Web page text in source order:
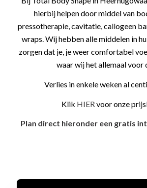
hierbij helpen door middel van
pressotherapie, cavitatie, callogeen
wraps. Wij hebben alle middelen in
zorgen dat je, je weer comfortabel
waar wij het allemaal voor
Verlies in enkele weken al
Klik HIER voor onze
Plan direct hieronder een gratis